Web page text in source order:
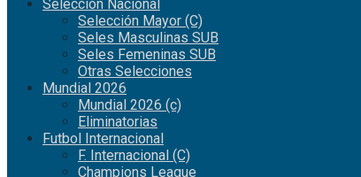
Selección Nacional
Selección Mayor (C)
Seles Masculinas SUB
Seles Femeninas SUB
Otras Selecciones
Mundial 2026
Mundial 2026 (c)
Eliminatorias
Futbol Internacional
F. Internacional (C)
Champions League